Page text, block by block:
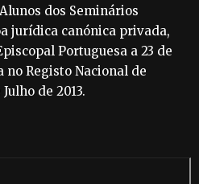
dos Seminários
jurídica canónica privada,
Portuguesa a 23 de
no Registo Nacional de
de 2013.